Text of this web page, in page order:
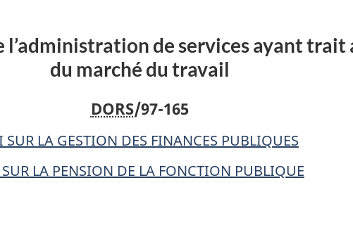
la
cession
l’administration
services
ayant
la
services
ayant
l’administration de services ayant
du marché du travail
DORS/97-165
SUR LA GESTION DES FINANCES PUBLIQUES
LA PENSION DE LA FONCTION PUBLIQUE